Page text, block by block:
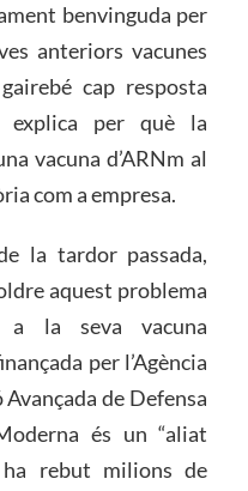
benvinguda per
anteriors vacunes
cap resposta
explica per què la
vacuna d’ARNm al
com a empresa.
la tardor passada,
aquest problema
a la seva vacuna
per l’Agència
de Defensa
és un “aliat
rebut milions de